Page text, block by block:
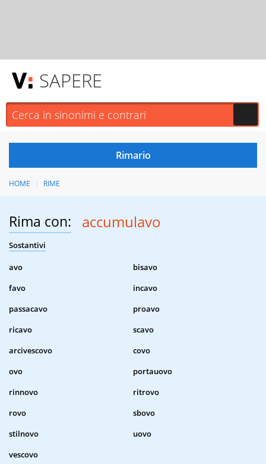
SAPERE
HOME RIME
Rima con: accumulavo
Sostantivi
avo
bisavo
favo
incavo
passacavo
proavo
ricavo
scavo
arcivescovo
covo
ovo
portauovo
rinnovo
ritrovo
rovo
sbovo
stilnovo
uovo
vescovo